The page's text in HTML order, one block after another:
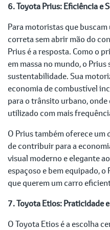
6. Toyota Prius: Eficiência e
Para motoristas que
correta sem abrir mão do
Prius é a resposta. Como o
em massa no mundo, o
sustentabilidade. Sua
economia de combustível
para o trânsito urbano,
utilizado com mais
O Prius também oferece um
de contribuir para a
visual moderno e elegante
espaçoso e bem equipado,
que querem um carro
7. Toyota Etios: Praticidade
O Toyota Etios é a escolha